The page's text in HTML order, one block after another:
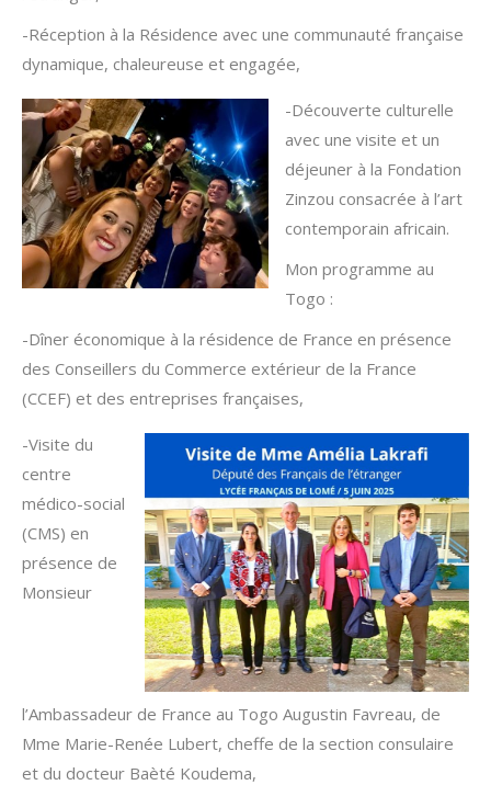
-Réception à la Résidence avec une communauté française
dynamique, chaleureuse et engagée,
-Découverte culturelle
avec une visite et un
déjeuner à la Fondation
Zinzou consacrée à l’art
contemporain africain.
Mon programme au
Togo :
-Dîner économique à la résidence de France en présence
des Conseillers du Commerce extérieur de la France
(CCEF) et des entreprises françaises,
-Visite du
centre
médico-social
(CMS) en
présence de
Monsieur
l’Ambassadeur de France au Togo Augustin Favreau, de
Mme Marie-Renée Lubert, cheffe de la section consulaire
et du docteur Baèté Koudema,